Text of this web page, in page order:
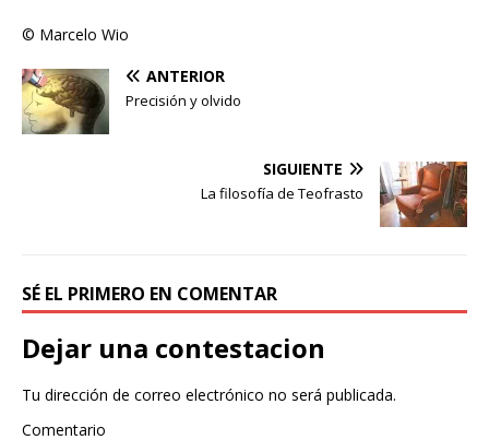
© Marcelo Wio
ANTERIOR
Precisión y olvido
SIGUIENTE
La filosofía de Teofrasto
SÉ EL PRIMERO EN COMENTAR
Dejar una contestacion
Tu dirección de correo electrónico no será publicada.
Comentario